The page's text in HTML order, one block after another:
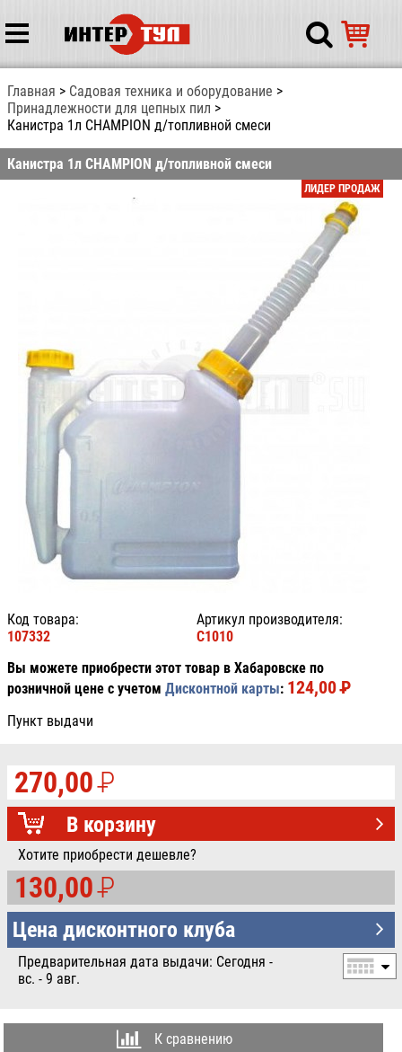
Главная
Садовая техника и оборудование
Принадлежности для цепных пил
Канистра 1л CHAMPION д/топливной смеси
Канистра 1л CHAMPION д/топливной смеси
ЛИДЕР ПРОДАЖ
Код товара:
107332
Артикул производителя:
C1010
Вы можете приобрести этот товар в Хабаровске по
розничной цене с учетом Дисконтной карты: 124,00PУБ.
Пункт выдачи
270,00P
УБ.
В корзину
Хотите приобрести дешевле?
130,00P
УБ.
Цена дисконтного клуба
Предварительная дата выдачи: Сегодня -
вс. - 9 авг.
К сравнению